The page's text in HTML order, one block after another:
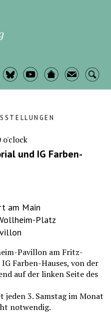
o'clock
und IG Farben-
am Main
Platz
Pavillon am Fritz-
Farben-Hauses, von der
auf der linken Seite des
jeden 3. Samstag im Monat
notwendig.